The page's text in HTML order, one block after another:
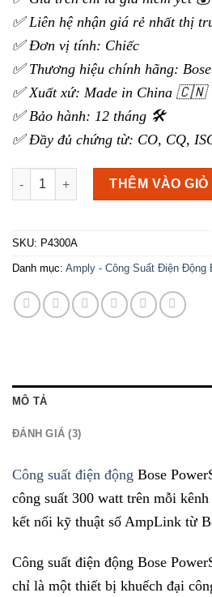
✅ Liên hệ nhận giá rẻ nhất thị
✅ Đơn vị tính: Chiếc
✅ Thương hiệu chính hãng:
✅ Xuất xứ: Made in China 🇨🇳
✅ Bảo hành: 12 tháng 🛠️
✅ Đầy đủ chứng từ: CO, CQ,
Công suất điện động Bose
THÊM VÀO
SKU: P4300A
Danh mục: Amply - Công Suất Điện Động
MÔ TẢ
ĐÁNH GIÁ (3)
Công suất điện động Bose
công suất 300 watt trên mỗi
kết nối kỹ thuật số AmpLink từ
Công suất điện động Bose
chỉ là một thiết bị khuếch đại